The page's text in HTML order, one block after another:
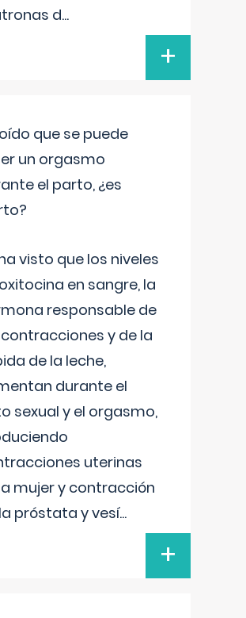
d...
+
que se puede
un orgasmo
el parto, ¿es
visto que los niveles
en sangre, la
responsable de
y de la
de la leche,
durante el
sexual y el orgasmo,
uterinas
mujer y contracción
próstata y vesí...
+